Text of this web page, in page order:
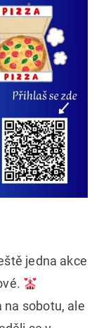
jedna akce
sobotu, ale